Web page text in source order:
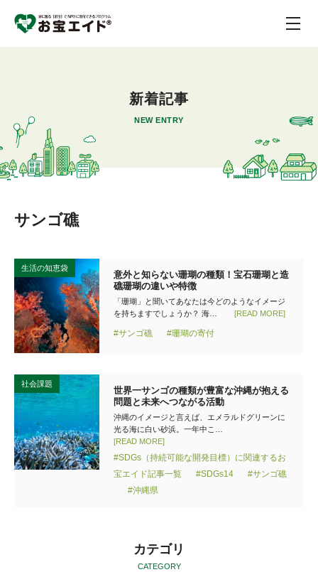
新着記事
NEW ENTRY
サンゴ礁
生活の知恵袋
意外と知らない珊瑚の種類！宝石珊瑚と造
礁珊瑚の違いや特徴
「珊瑚」と聞いてあなたは今どのようなイメージ
を持ちますでしょうか？ 海…
[READ MORE]
#サンゴ礁 #珊瑚の寄付
社会課題
世界一サンゴの種類が豊富な沖縄が抱える
問題と未来へつながる活動
沖縄のイメージと言えば、エメラルドグリーンに
光る海に白い砂浜。一年中こ…
[READ MORE]
#SDGs（持続可能な開発目標）に関連するお
宝エイド記事一覧
#SDGs14
#サンゴ礁
#沖縄県
カテゴリ
CATEGORY